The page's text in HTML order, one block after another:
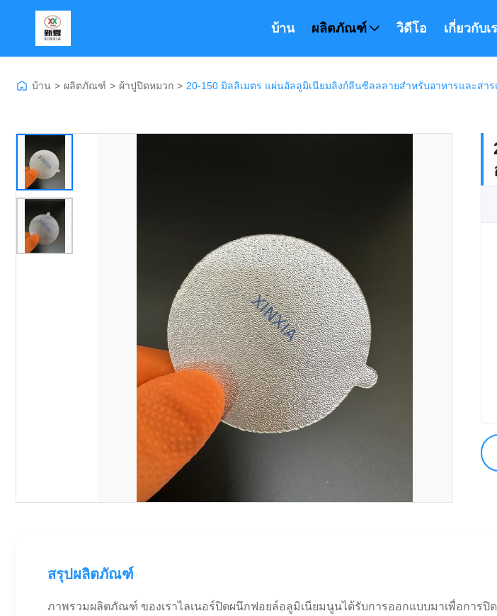
บ้าน ผลิตภัณฑ์ วิดีโอ เกี่ยวกับเ
บ้าน > ผลิตภัณฑ์ > ผ้าปูปิดหมวก > 20-150 มิลลิเมตร แผ่นอัลลูมิเนียมลิงก์ลีนซีลลลายสําหรับอาหารและสาร
สรุปผลิตภัณฑ์
ภาพรวมผลิตภัณฑ์ ของเราไลเนอร์ปิดผนึกฟอยล์อลูมิเนียมนูนได้รับการออกแบบมาเพื่อการ